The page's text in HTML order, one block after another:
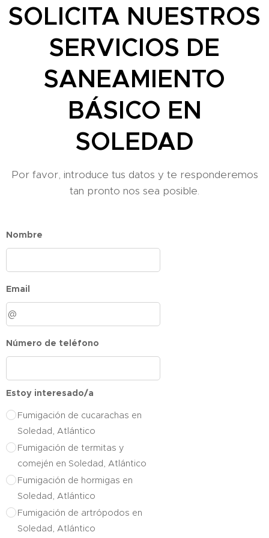
SOLICITA NUESTROS
SERVICIOS DE
SANEAMIENTO
BÁSICO EN
SOLEDAD
Por favor, introduce tus datos y te responderemos
tan pronto nos sea posible.
Nombre
Email
Número de teléfono
Estoy interesado/a
Fumigación de cucarachas en
Soledad, Atlántico
Fumigación de termitas y
comején en Soledad, Atlántico
Fumigación de hormigas en
Soledad, Atlántico
Fumigación de artrópodos en
Soledad, Atlántico